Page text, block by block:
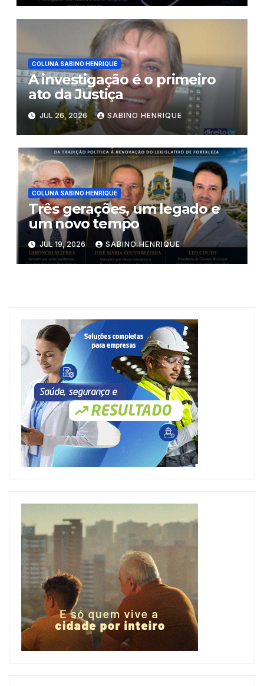
COLUNA SABINO HENRIQUE
A investigação é o primeiro
ato da Justiça
JUL 26, 2026 SABINO HENRIQUE
COLUNA SABINO HENRIQUE
Três gerações, um legado e
um novo tempo
JUL 19, 2026 SABINO HENRIQUE